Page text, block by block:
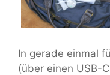
In gerade einmal
(über einen USB-